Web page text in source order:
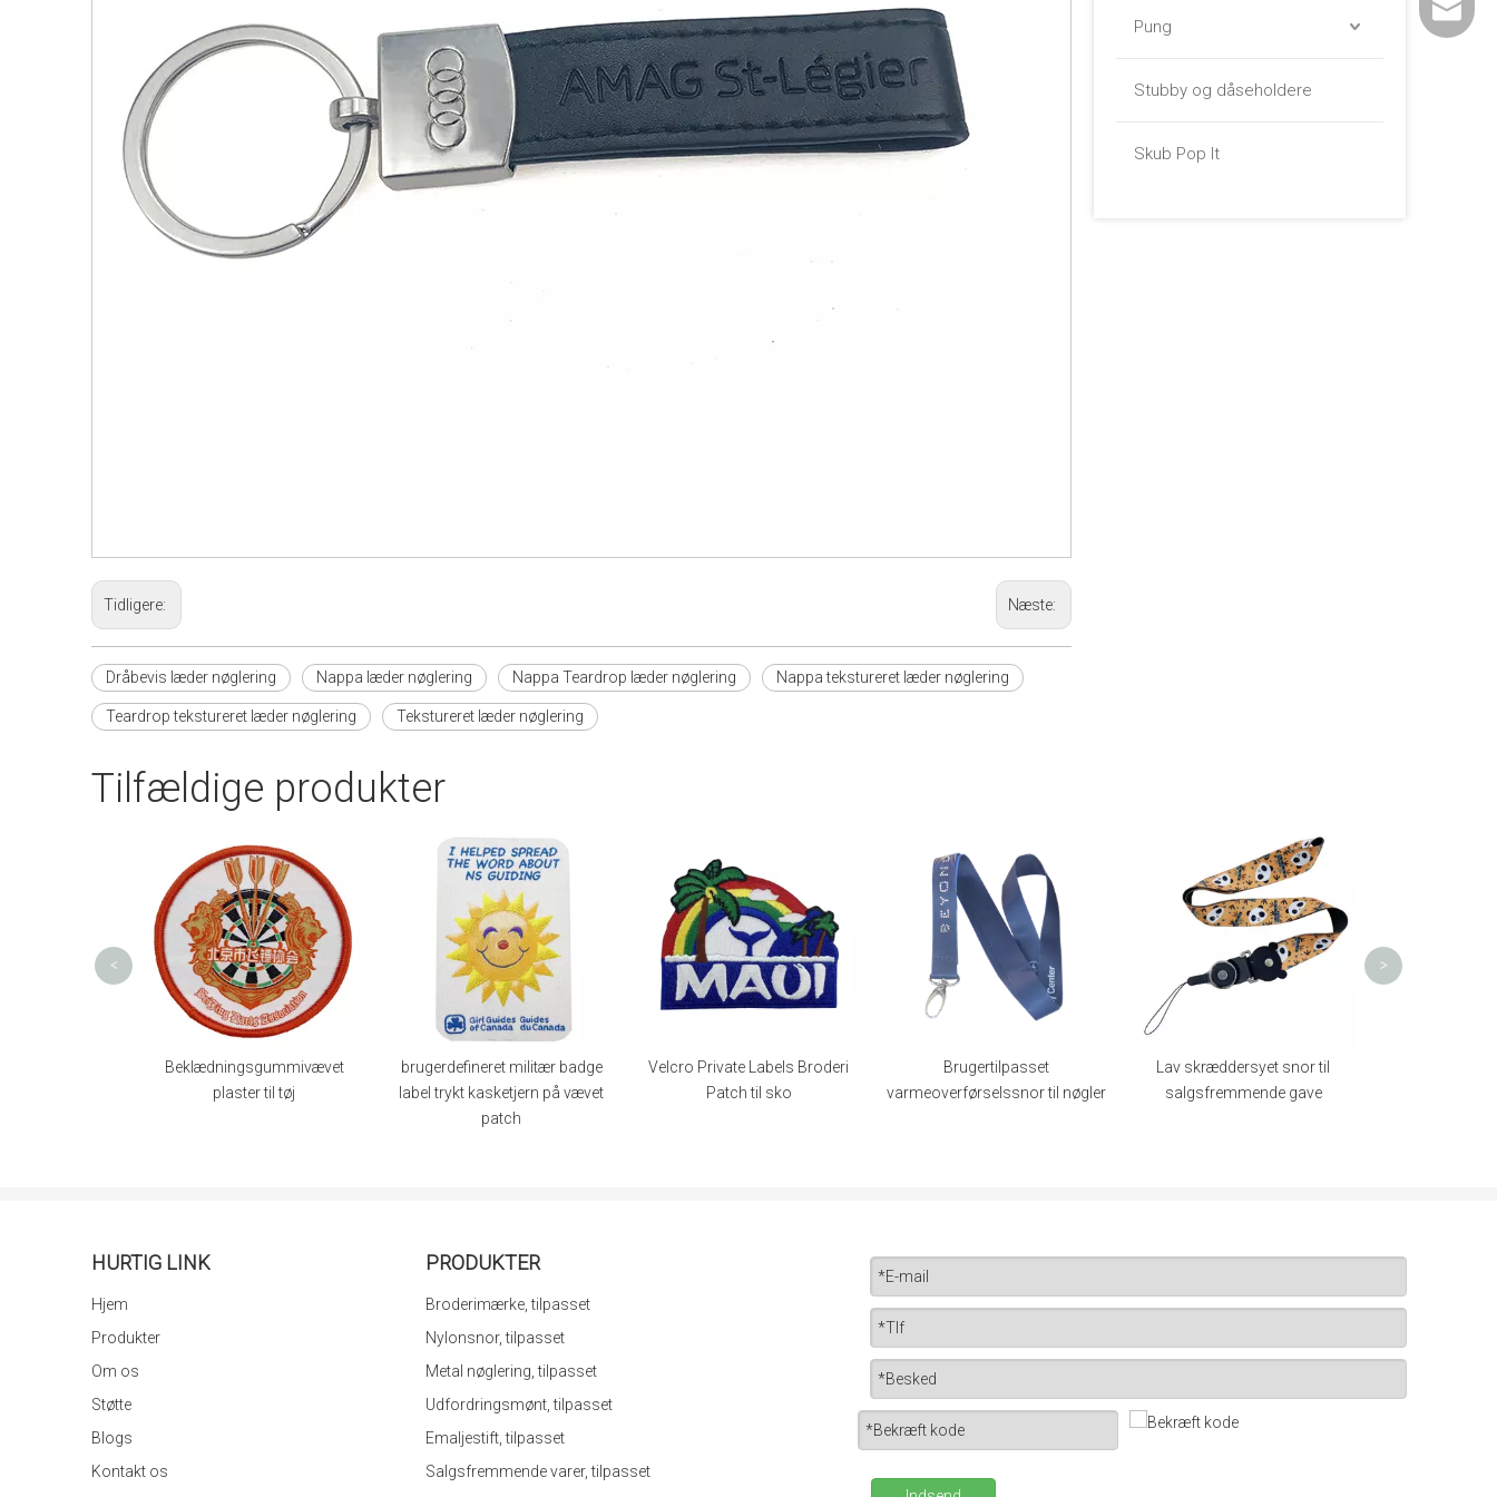
Tidligere: Næste:
Dråbevis læder nøglering Nappa læder nøglering Nappa Teardrop læder nøglering Nappa tekstureret læder nøglering
Teardrop tekstureret læder nøglering Tekstureret læder nøglering
Pung
Stubby og dåseholdere
Skub Pop It
Tilfældige produkter
Beklædningsgummivævet
plaster til tøj
brugerdefineret militær badge
label trykt kasketjern på vævet
Velcro Private Labels Broderi
Patch til sko
Brugertilpasset
varmeoverførselssnor til nøgler
Lav skræddersyet snor til
salgsfremmende gave
< >
HURTIG LINK
Hjem
Produkter
Om os
Støtte
Blogs
Kontakt os
PRODUKTER
Broderimærke, tilpasset
Nylonsnor, tilpasset
Metal nøglering, tilpasset
Udfordringsmønt, tilpasset
Emaljestift, tilpasset
Salgsfremmende varer, tilpasset